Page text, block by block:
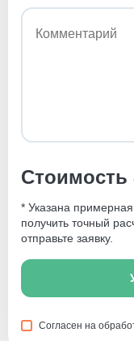
Стоимость
* Указана
получить точный
отправьте заявку.
Согласен на